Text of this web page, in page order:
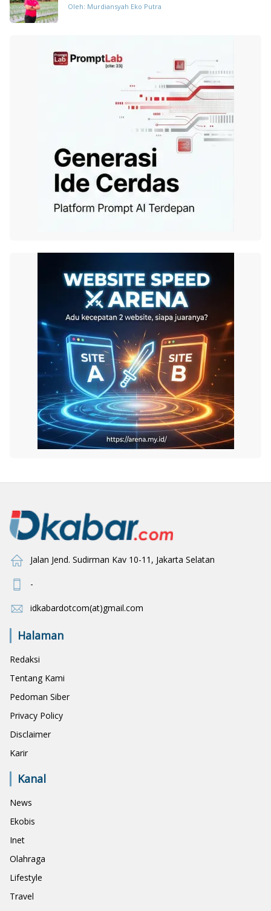
Oleh: Murdiansyah Eko Putra
Jalan Jend. Sudirman Kav 10-11, Jakarta Selatan
-
idkabardotcom(at)gmail.com
Halaman
Redaksi
Tentang Kami
Pedoman Siber
Privacy Policy
Disclaimer
Karir
Kanal
News
Ekobis
Inet
Olahraga
Lifestyle
Travel